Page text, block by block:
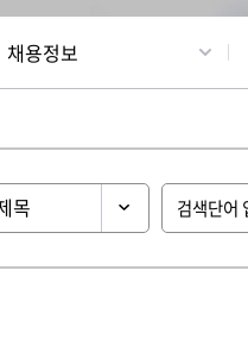
채용정보